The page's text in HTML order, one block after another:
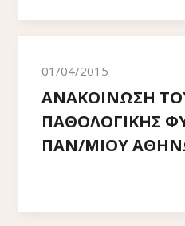
01/04/2015
ΑΝΑΚΟΙΝΩΣΗ
ΠΑΘΟΛΟΓΙΚΗΣ
ΠΑΝ/ΜΙΟΥ